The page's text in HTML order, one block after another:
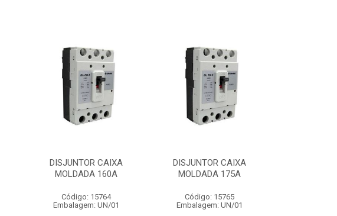
DISJUNTOR CAIXA
MOLDADA 160A
Código: 15764
Embalagem: UN/01
DISJUNTOR CAIXA
MOLDADA 175A
Código: 15765
Embalagem: UN/01